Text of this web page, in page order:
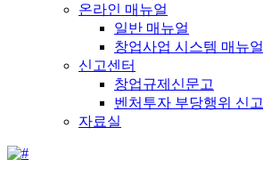
온라인 매뉴얼
일반 매뉴얼
창업사업 시스템 매뉴얼
신고센터
창업규제신문고
벤처투자 부당행위 신고
자료실